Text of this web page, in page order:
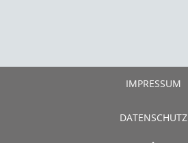
IMPRESSUM
DATENSCHUTZ